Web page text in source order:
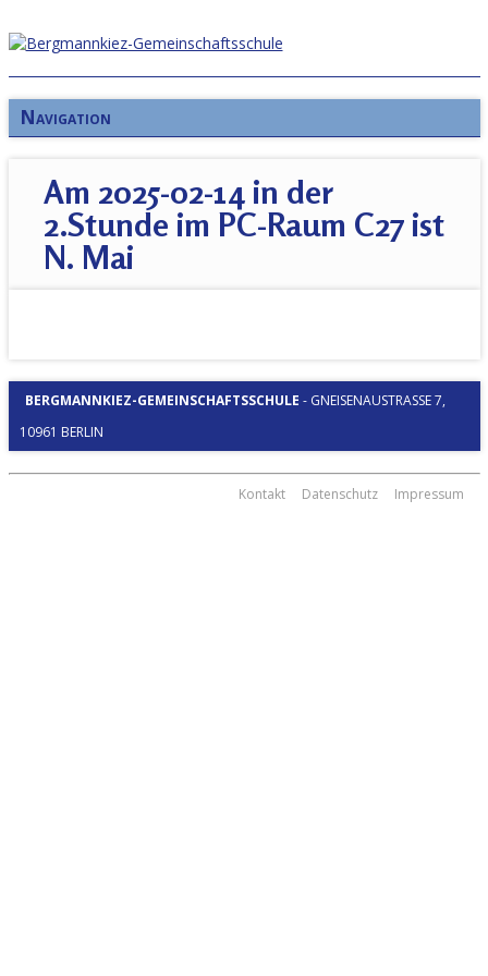
Navigation
Am 2025-02-14 in der
2.Stunde im PC-Raum C27 ist
N. Mai
BERGMANNKIEZ-GEMEINSCHAFTSSCHULE - GNEISENAUSTRASSE 7, 1
0961 BERLIN
Kontakt Datenschutz Impressum